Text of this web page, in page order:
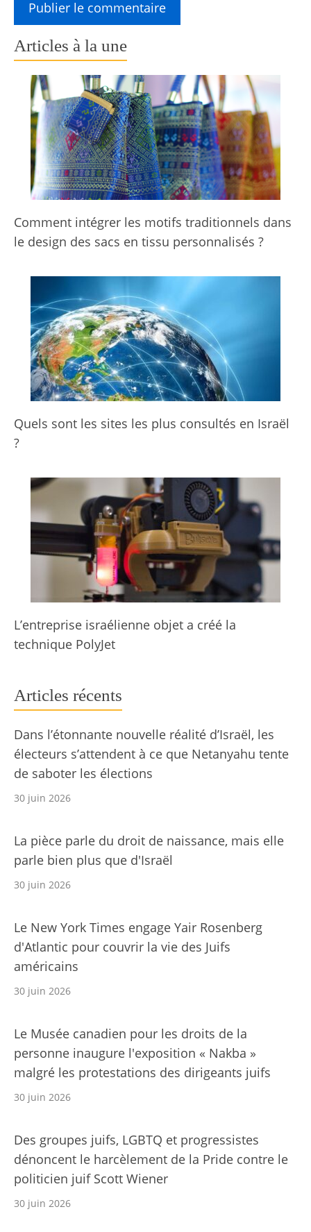
Articles à la une
Comment intégrer les motifs traditionnels dans
le design des sacs en tissu personnalisés ?
Quels sont les sites les plus consultés en Israël
?
L’entreprise israélienne objet a créé la
technique PolyJet
Articles récents
Dans l’étonnante nouvelle réalité d’Israël, les
électeurs s’attendent à ce que Netanyahu tente
de saboter les élections
30 juin 2026
La pièce parle du droit de naissance, mais elle
parle bien plus que d'Israël
30 juin 2026
Le New York Times engage Yair Rosenberg
d'Atlantic pour couvrir la vie des Juifs
américains
30 juin 2026
Le Musée canadien pour les droits de la
personne inaugure l'exposition « Nakba »
malgré les protestations des dirigeants juifs
30 juin 2026
Des groupes juifs, LGBTQ et progressistes
dénoncent le harcèlement de la Pride contre le
politicien juif Scott Wiener
30 juin 2026